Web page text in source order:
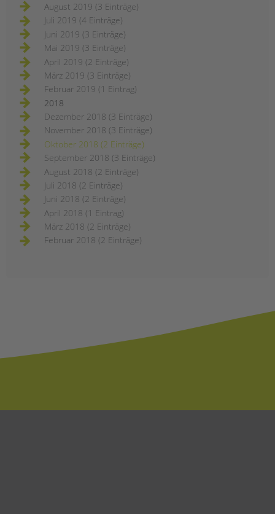
August 2019 (3 Einträge)
Juli 2019 (4 Einträge)
Juni 2019 (3 Einträge)
Mai 2019 (3 Einträge)
April 2019 (2 Einträge)
März 2019 (3 Einträge)
Februar 2019 (1 Eintrag)
2018
Dezember 2018 (3 Einträge)
November 2018 (3 Einträge)
Oktober 2018 (2 Einträge)
September 2018 (3 Einträge)
August 2018 (2 Einträge)
Juli 2018 (2 Einträge)
Juni 2018 (2 Einträge)
April 2018 (1 Eintrag)
März 2018 (2 Einträge)
Februar 2018 (2 Einträge)